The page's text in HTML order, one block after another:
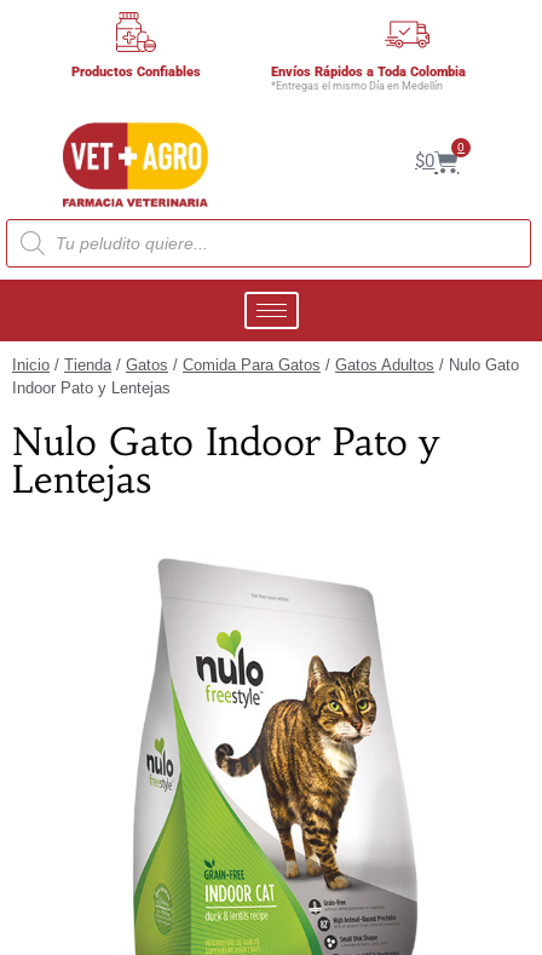
Productos Confiables Envíos Rápidos a Toda Colombia
*Entregas el mismo Día en Medellín
$0
0
Inicio / Tienda/ Gatos / Comida Para Gatos / Gatos Adultos / Nulo Gato
Indoor Pato y Lentejas
Nulo Gato Indoor Pato y
Lentejas